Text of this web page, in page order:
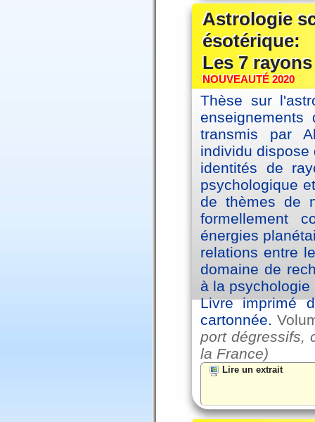
Astrologie
ésotérique:
Les 7
NOUVEAUTÉ 2020
Thèse sur
transmis par
individu
identités de
psychologique
de thèmes de
formellement
énergies
relations entre
domaine de
à la
Livre imprimé
cartonnée.
port dégressifs,
la France)
Lire un extrait